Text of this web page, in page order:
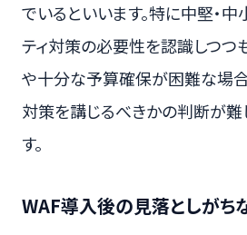
でいるといいます。特に中堅・中
ティ対策の必要性を認識しつつ
や十分な予算確保が困難な場
対策を講じるべきかの判断が難
す。
WAF導入後の見落としがち